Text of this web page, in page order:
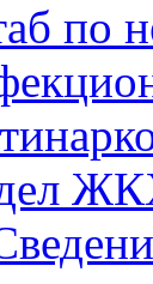
по